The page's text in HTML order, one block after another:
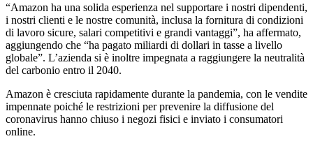
“Amazon ha una solida esperienza nel supportare i nostri dipendenti,
i nostri clienti e le nostre comunità, inclusa la fornitura di condizioni
di lavoro sicure, salari competitivi e grandi vantaggi”, ha affermato,
aggiungendo che “ha pagato miliardi di dollari in tasse a livello
globale”. L’azienda si è inoltre impegnata a raggiungere la neutralità
del carbonio entro il 2040.
Amazon è cresciuta rapidamente durante la pandemia, con le vendite
impennate poiché le restrizioni per prevenire la diffusione del
coronavirus hanno chiuso i negozi fisici e inviato i consumatori
online.